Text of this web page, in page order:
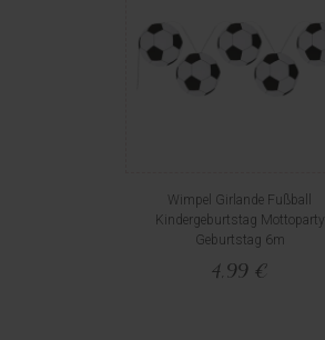
Wimpel Girlande Fußball
Kindergeburtstag Mottoparty
Geburtstag 6m
4,99 €